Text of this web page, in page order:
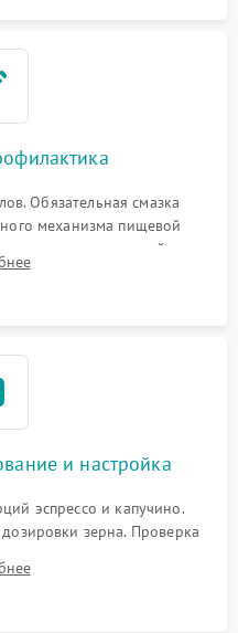
Обязательная смазка
механизма пищевой
программной
от кофейных масел.
и настройка
эспрессо и капучино.
зерна. Проверка
температуры напитка и
отсутствия посторонних